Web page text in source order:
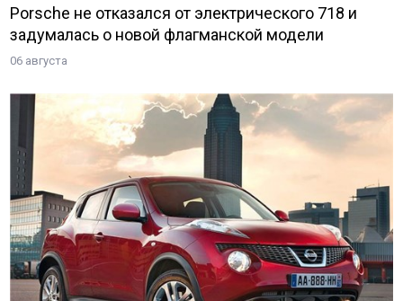
Porsche не отказался от электрического 718 и
задумалась о новой флагманской модели
06 августа